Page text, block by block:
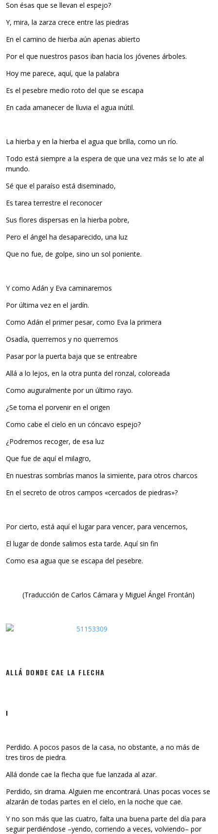
Son ésas que se llevan el espejo?
Y, mira, la zarza crece entre las piedras
En el camino de hierba aún apenas abierto
Por el que nuestros pasos iban hacia los jóvenes árboles.
Hoy me parece, aquí, que la palabra
Es el pesebre medio roto del que se escapa
En cada amanecer de lluvia el agua inútil.
La hierba y en la hierba el agua que brilla, como un río.
Todo está siempre a la espera de que una vez más se lo ate al
mundo.
Sé que el paraíso está diseminado,
Es tarea terrestre el reconocer
Sus flores dispersas en la hierba pobre,
Pero el ángel ha desaparecido, una luz
Que no fue, de golpe, sino un sol poniente.
Y como Adán y Eva caminaremos
Por última vez en el jardín.
Como Adán el primer pesar, como Eva la primera
Osadía, querremos y no querremos
Pasar por la puerta baja que se entreabre
Allá a lo lejos, en la otra punta del ronzal, coloreada
Como auguralmente por un último rayo.
¿Se toma el porvenir en el origen
Como cabe el cielo en un cóncavo espejo?
¿Podremos recoger, de esa luz
Que fue de aquí el milagro,
En nuestras sombrías manos la simiente, para otros charcos
En el secreto de otros campos «cercados de piedras»?
Por cierto, está aquí el lugar para vencer, para vencernos,
El lugar de donde salimos esta tarde. Aquí sin fin
Como esa agua que se escapa del pesebre.
(Traducción de Carlos Cámara y Miguel Ángel Frontán)
ALLÁ DONDE CAE LA FLECHA
I
Perdido. A pocos pasos de la casa, no obstante, a no más de
tres tiros de piedra.
Allá donde cae la flecha que fue lanzada al azar.
Perdido, sin drama. Alguien me encontrará. Unas pocas voces se
alzarán de todas partes en el cielo, en la noche que cae.
Y no son más que las cuatro, falta una buena parte del día para
seguir perdiéndose –yendo, corriendo a veces, volviendo– por